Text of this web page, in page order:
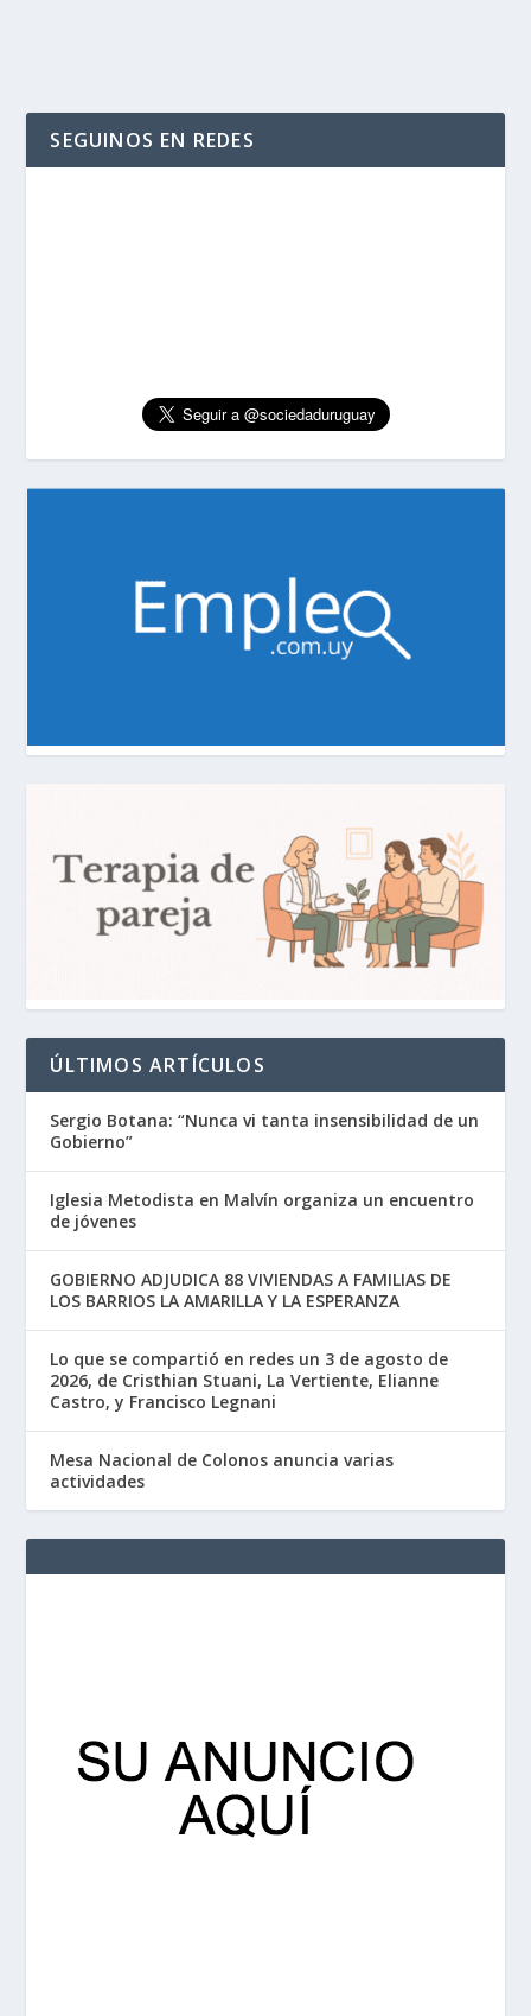
SEGUINOS EN REDES
ÚLTIMOS ARTÍCULOS
Sergio Botana: “Nunca vi tanta insensibilidad de un
Gobierno”
Iglesia Metodista en Malvín organiza un encuentro
de jóvenes
GOBIERNO ADJUDICA 88 VIVIENDAS A FAMILIAS DE
LOS BARRIOS LA AMARILLA Y LA ESPERANZA
Lo que se compartió en redes un 3 de agosto de
2026, de Cristhian Stuani, La Vertiente, Elianne
Castro, y Francisco Legnani
Mesa Nacional de Colonos anuncia varias
actividades